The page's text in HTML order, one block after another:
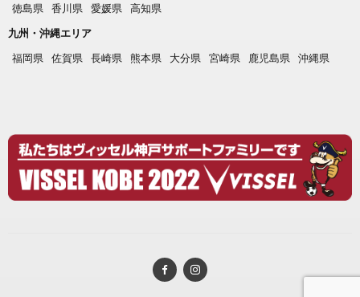
徳島県
香川県 愛媛県
高知県
九州・沖縄エリア
福岡県
佐賀県 長崎県 熊本県 大分県 宮崎県 鹿児島県 沖縄県